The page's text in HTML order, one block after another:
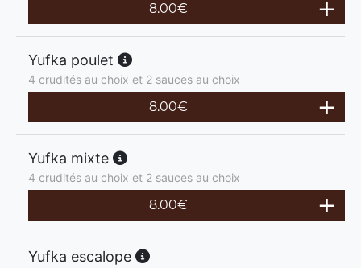
8.00€
Yufka poulet
4 crudités au choix et 2 sauces au choix
8.00€
Yufka mixte
4 crudités au choix et 2 sauces au choix
8.00€
Yufka escalope